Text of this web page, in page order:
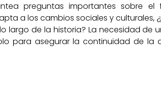
preguntas importantes sobre el
a los cambios sociales y culturales,
largo de la historia? La necesidad de
para asegurar la continuidad de la